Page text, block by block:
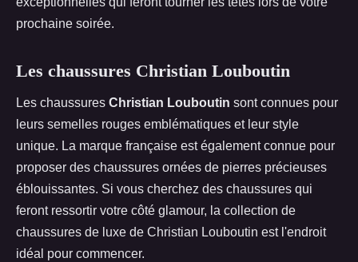
prochaine soirée.
Les chaussures Christian Louboutin
Les chaussures Christian Louboutin sont connues pour
leurs semelles rouges emblématiques et leur style
unique. La marque française est également connue pour
proposer des chaussures ornées de pierres précieuses
éblouissantes. Si vous cherchez des chaussures qui
feront ressortir votre côté glamour, la collection de
chaussures de luxe de Christian Louboutin est l'endroit
idéal pour commencer.